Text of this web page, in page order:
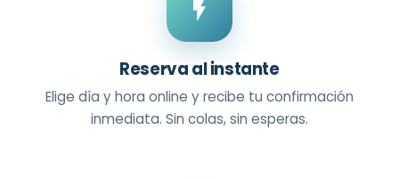
Reserva al instante
Elige día y hora online y recibe tu confirmación
inmediata. Sin colas, sin esperas.